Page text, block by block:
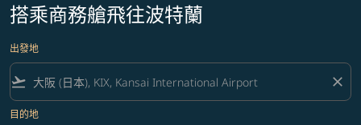
搭乘商務艙飛往波特蘭
出發地
flight_takeoff close
目的地